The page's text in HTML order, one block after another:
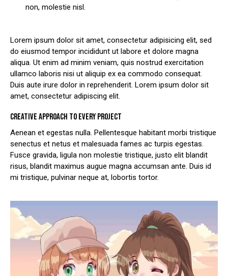
non, molestie nisl.
Lorem ipsum dolor sit amet, consectetur adipisicing elit, sed
do eiusmod tempor incididunt ut labore et dolore magna
aliqua. Ut enim ad minim veniam, quis nostrud exercitation
ullamco laboris nisi ut aliquip ex ea commodo consequat.
Duis aute irure dolor in reprehenderit. Lorem ipsum dolor sit
amet, consectetur adipiscing elit.
CREATIVE APPROACH TO EVERY PROJECT
Aenean et egestas nulla. Pellentesque habitant morbi tristique
senectus et netus et malesuada fames ac turpis egestas.
Fusce gravida, ligula non molestie tristique, justo elit blandit
risus, blandit maximus augue magna accumsan ante. Duis id
mi tristique, pulvinar neque at, lobortis tortor.